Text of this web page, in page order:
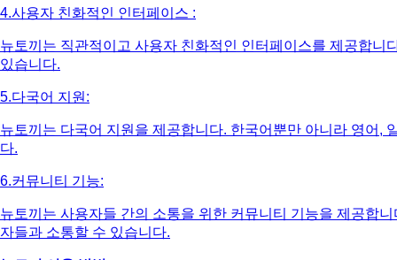
4.사용자 친화적인 인터페이스 :
뉴토끼는 직관적이고 사용자 친화적인 인터페이스를 제공합
있습니다.
5.다국어 지원:
뉴토끼는 다국어 지원을 제공합니다. 한국어뿐만 아니라 영어,
다.
6.커뮤니티 기능:
뉴토끼는 사용자들 간의 소통을 위한 커뮤니티 기능을 제공합
자들과 소통할 수 있습니다.